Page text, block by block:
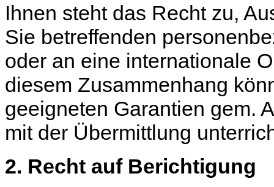
Ihnen steht das Recht zu,
Sie betreffenden
oder an eine internationale
diesem Zusammenhang
geeigneten Garantien gem.
mit der Übermittlung
2. Recht auf Berichtigung